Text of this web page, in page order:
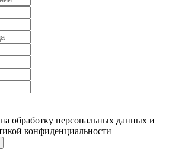
обработку персональных данных и
конфиденциальности